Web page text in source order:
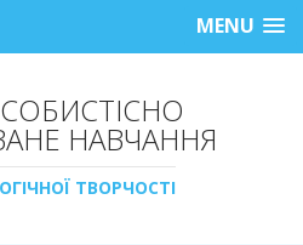
MENU
НАВЧАННЯ
ТВОРЧОСТІ